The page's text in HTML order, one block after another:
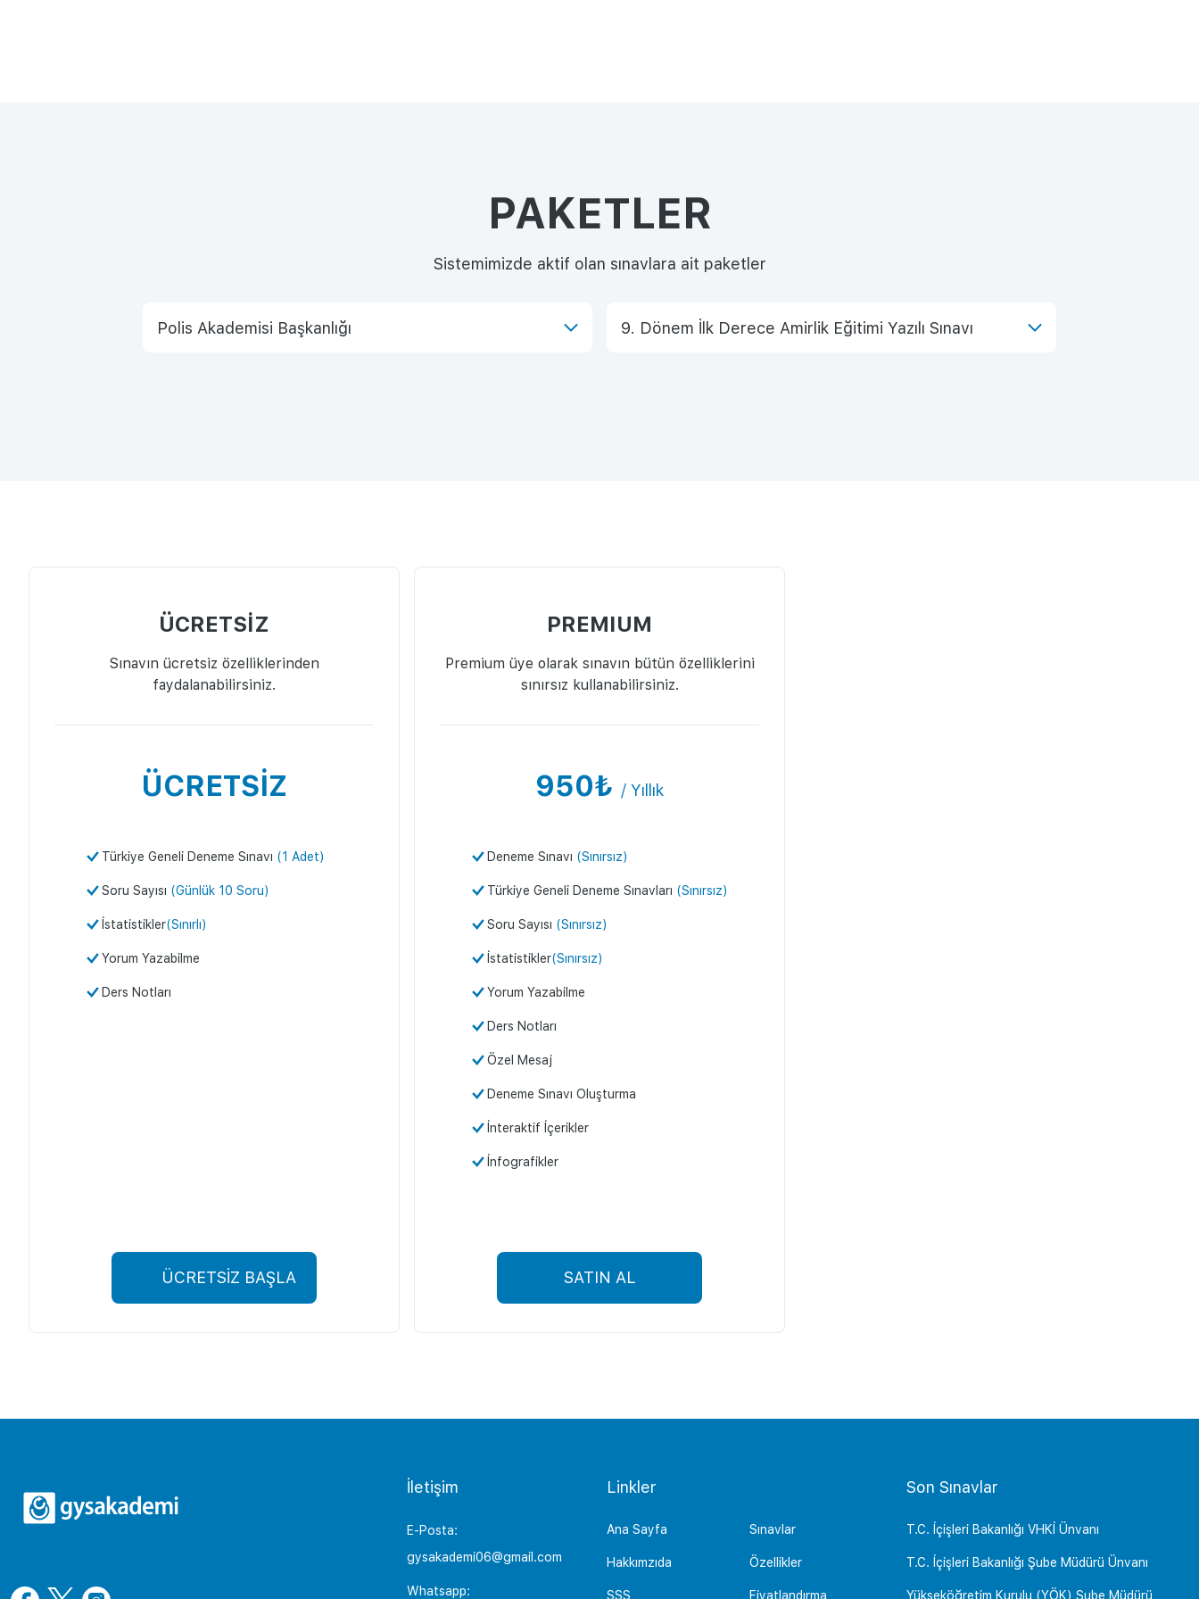
PAKETLER
Sistemimizde aktif olan sınavlara ait paketler
ÜCRETSİZ
Sınavın ücretsiz özelliklerinden
faydalanabilirsiniz.
ÜCRETSİZ
Türkiye Geneli Deneme Sınavı (1 Adet)
Soru Sayısı (Günlük 10 Soru)
İstatistikler(Sınırlı)
Yorum Yazabilme
Ders Notları
ÜCRETSİZ BAŞLA
PREMIUM
Premium üye olarak sınavın bütün özelliklerini
sınırsız kullanabilirsiniz.
950₺ / Yıllık
Deneme Sınavı (Sınırsız)
Türkiye Geneli Deneme Sınavları (Sınırsız)
Soru Sayısı (Sınırsız)
İstatistikler(Sınırsız)
Yorum Yazabilme
Ders Notları
Özel Mesaj
Deneme Sınavı Oluşturma
İnteraktif İçerikler
İnfografikler
SATIN AL
İletişim
E-Posta:
gysakademi06@gmail.com
Whatsapp:
Linkler
Ana Sayfa
Hakkımzıda
SSS
Sınavlar
Özellikler
Fiyatlandırma
Son Sınavlar
T.C. İçişleri Bakanlığı VHKİ Ünvanı
T.C. İçişleri Bakanlığı Şube Müdürü Ünvanı
Yükseköğretim Kurulu (YÖK) Şube Müdürü